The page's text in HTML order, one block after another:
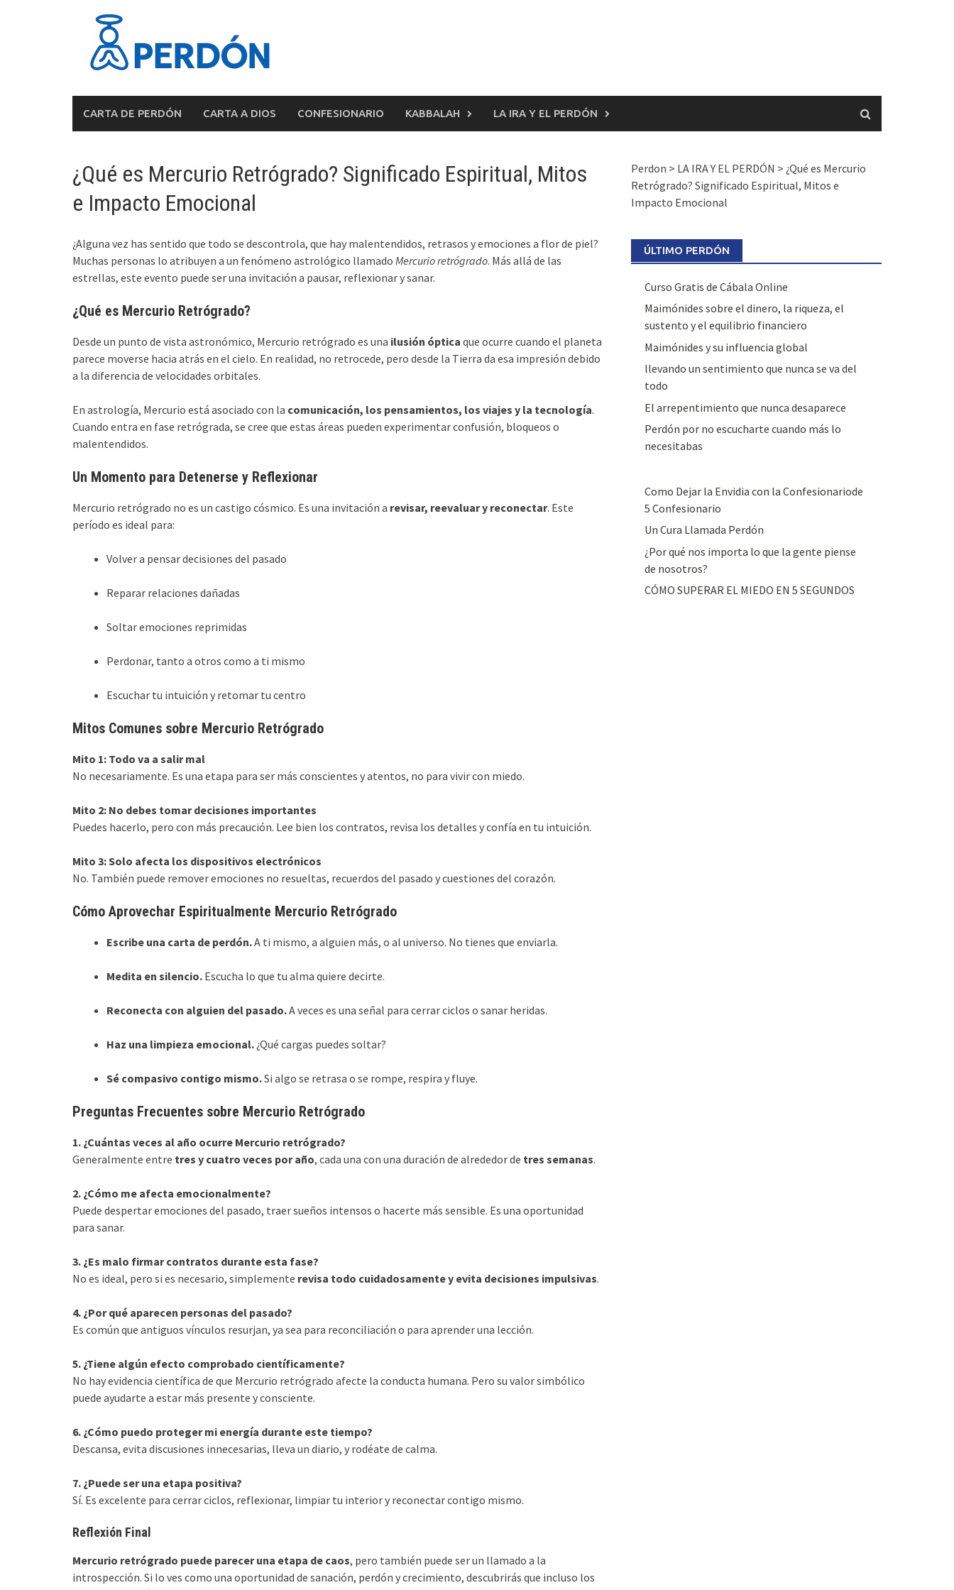
CARTA DE PERDÓN CARTA A DIOS CONFESIONARIO KABBALAH LA IRA Y EL PERDÓN
¿Qué es Mercurio Retrógrado? Significado Espiritual, Mitos
e Impacto Emocional
¿Alguna vez has sentido que todo se descontrola, que hay malentendidos, retrasos y emociones a flor de piel?
Muchas personas lo atribuyen a un fenómeno astrológico llamado Mercurio retrógrado. Más allá de las
estrellas, este evento puede ser una invitación a pausar, reflexionar y sanar.
¿Qué es Mercurio Retrógrado?
Desde un punto de vista astronómico, Mercurio retrógrado es una ilusión óptica que ocurre cuando el planeta
parece moverse hacia atrás en el cielo. En realidad, no retrocede, pero desde la Tierra da esa impresión debido
a la diferencia de velocidades orbitales.
En astrología, Mercurio está asociado con la comunicación, los pensamientos, los viajes y la tecnología.
Cuando entra en fase retrógrada, se cree que estas áreas pueden experimentar confusión, bloqueos o
malentendidos.
Un Momento para Detenerse y Reflexionar
Mercurio retrógrado no es un castigo cósmico. Es una invitación a revisar, reevaluar y reconectar. Este
período es ideal para:
Volver a pensar decisiones del pasado
Reparar relaciones dañadas
Soltar emociones reprimidas
Perdonar, tanto a otros como a ti mismo
Escuchar tu intuición y retomar tu centro
Mitos Comunes sobre Mercurio Retrógrado
Mito 1: Todo va a salir mal
No necesariamente. Es una etapa para ser más conscientes y atentos, no para vivir con miedo.
Mito 2: No debes tomar decisiones importantes
Puedes hacerlo, pero con más precaución. Lee bien los contratos, revisa los detalles y confía en tu intuición.
Mito 3: Solo afecta los dispositivos electrónicos
No. También puede remover emociones no resueltas, recuerdos del pasado y cuestiones del corazón.
Cómo Aprovechar Espiritualmente Mercurio Retrógrado
Escribe una carta de perdón.A ti mismo, a alguien más, o al universo. No tienes que enviarla.
Medita en silencio. Escucha lo que tu alma quiere decirte.
Reconecta con alguien del pasado.A veces es una señal para cerrar ciclos o sanar heridas.
Haz una limpieza emocional. ¿Qué cargas puedes soltar?
Sé compasivo contigo mismo.Si algo se retrasa o se rompe, respira y fluye.
Preguntas Frecuentes sobre Mercurio Retrógrado
1. ¿Cuántas veces al año ocurre Mercurio retrógrado?
Generalmente entre tres y cuatro veces por año, cada una con una duración de alrededor de tres semanas.
2. ¿Cómo me afecta emocionalmente?
Puede despertar emociones del pasado, traer sueños intensos o hacerte más sensible. Es una oportunidad
para sanar.
3. ¿Es malo firmar contratos durante esta fase?
No es ideal, pero si es necesario, simplemente revisa todo cuidadosamente y evita decisiones impulsivas.
4. ¿Por qué aparecen personas del pasado?
Es común que antiguos vínculos resurjan, ya sea para reconciliación o para aprender una lección.
5. ¿Tiene algún efecto comprobado científicamente?
No hay evidencia científica de que Mercurio retrógrado afecte la conducta humana. Pero su valor simbólico
puede ayudarte a estar más presente y consciente.
6. ¿Cómo puedo proteger mi energía durante este tiempo?
Descansa, evita discusiones innecesarias, lleva un diario, y rodéate de calma.
7. ¿Puede ser una etapa positiva?
Sí. Es excelente para cerrar ciclos, reflexionar, limpiar tu interior y reconectar contigo mismo.
Reflexión Final
Mercurio retrógrado puede parecer una etapa de caos, pero también puede ser un llamado a la
introspección. Si lo ves como una oportunidad de sanación, perdón y crecimiento, descubrirás que incluso los
Perdon > LA IRA Y EL PERDÓN > ¿Qué es Mercurio
Retrógrado? Significado Espiritual, Mitos e
Impacto Emocional
ÚLTIMO PERDÓN
Curso Gratis de Cábala Online
Maimónides sobre el dinero, la riqueza, el
sustento y el equilibrio financiero
Maimónides y su influencia global
llevando un sentimiento que nunca se va del
todo
El arrepentimiento que nunca desaparece
Perdón por no escucharte cuando más lo
necesitabas
Como Dejar la Envidia con la Confesionariode
5 Confesionario
Un Cura Llamada Perdón
¿Por qué nos importa lo que la gente piense
de nosotros?
CÓMO SUPERAR EL MIEDO EN 5 SEGUNDOS